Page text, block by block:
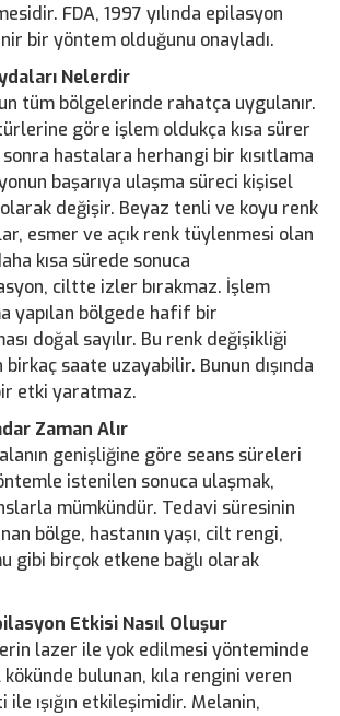
FDA, 1997 yılında epilasyon
bir yöntem olduğunu onayladı.
Nelerdir
tüm bölgelerinde rahatça uygulanır.
göre işlem oldukça kısa sürer
hastalara herhangi bir kısıtlama
başarıya ulaşma süreci kişisel
değişir. Beyaz tenli ve koyu renk
esmer ve açık renk tüylenmesi olan
kısa sürede sonuca
ciltte izler bırakmaz. İşlem
yapılan bölgede hafif bir
doğal sayılır. Bu renk değişikliği
saate uzayabilir. Bunun dışında
etki yaratmaz.
Zaman Alır
genişliğine göre seans süreleri
istenilen sonuca ulaşmak,
mümkündür. Tedavi süresinin
bölge, hastanın yaşı, cilt rengi,
gibi birçok etkene bağlı olarak
Etkisi Nasıl Oluşur
lazer ile yok edilmesi yönteminde
kökünde bulunan, kıla rengini veren
ışığın etkileşimidir. Melanin,